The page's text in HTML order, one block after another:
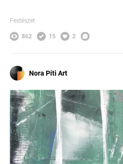
Festészet
862 15 2
Nora Piti Art